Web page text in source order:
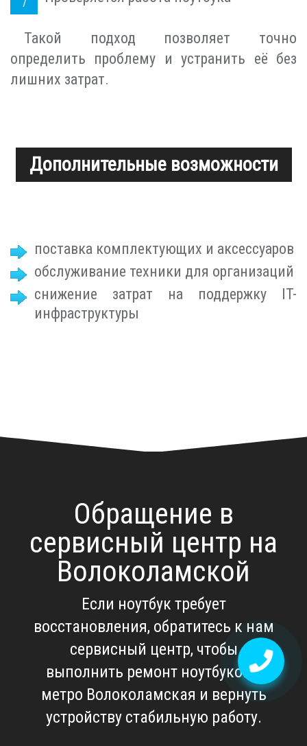
Такой подход позволяет точно
определить проблему и устранить её без
лишних затрат.
Дополнительные возможности
поставка комплектующих и аксессуаров
обслуживание техники для организаций
снижение затрат на поддержку IT-
инфраструктуры
Обращение в
сервисный центр на
Волоколамской
Если ноутбук требует
восстановления, обратитесь к нам
сервисный центр, чтобы
выполнить ремонт ноутбуков у
метро Волоколамская и вернуть
устройству стабильную работу.